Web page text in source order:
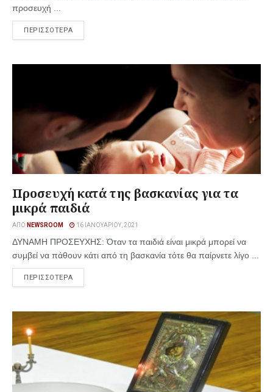
προσευχή ...
ΠΕΡΙΣΣΟΤΕΡΑ
Προσευχή κατά της βασκανίας για τα
μικρά παιδιά
ΑΠΌ NEWSROOM 16 ΙΑΝΟΥΑΡΊΟΥ, 2021
ΔΥΝΑΜΗ ΠΡΟΣΕΥΧΗΣ: Όταν τα παιδιά είναι μικρά μπορεί να
συμβεί να πάθουν κάτι από τη βασκανία τότε θα παίρνετε λίγο ...
ΠΕΡΙΣΣΟΤΕΡΑ